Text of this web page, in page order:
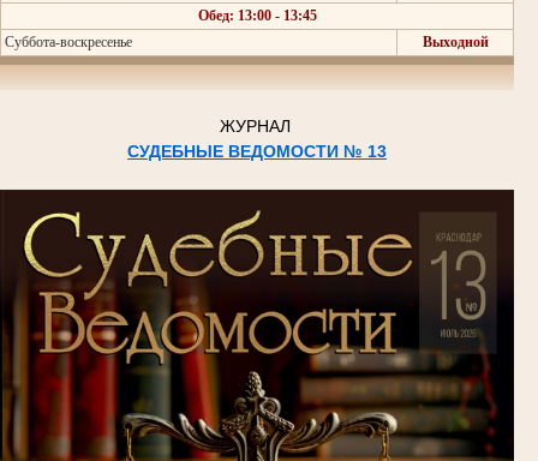
Обед: 13:00 - 13:45
Суббота-воскресенье
Выходной
ЖУРНАЛ
СУДЕБНЫЕ ВЕДОМОСТИ № 13